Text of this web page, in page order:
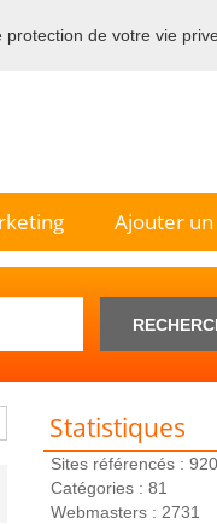
Ajouter un
Statistiques
Sites référencés : 920
Catégories : 81
Webmasters : 2731
de votre vie